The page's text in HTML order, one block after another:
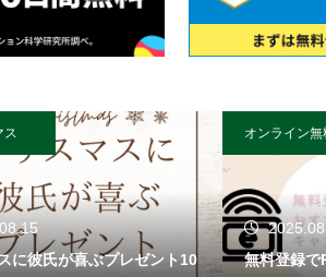
ス
に彼氏が喜ぶプレゼント10
オンライン
無料登録で